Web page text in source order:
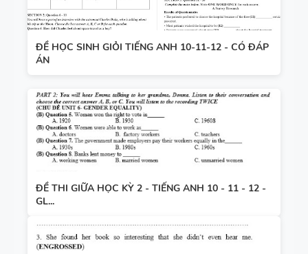
ĐỀ HỌC SINH GIỎI TIẾNG ANH 10-11-12 - CÓ ĐÁP
ÁN
ĐỀ THI GIỮA HỌC KỲ 2 - TIẾNG ANH 10 - 11 - 12 -
GL...